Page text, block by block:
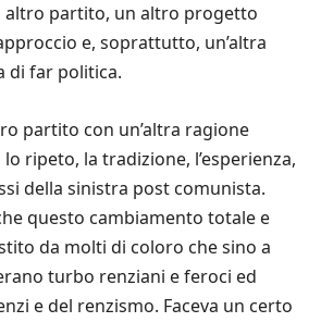
altro partito, un altro progetto
e, soprattutto, un’altra
di far politica.
partito con un’altra ragione
ripeto, la tradizione, l’esperienza,
della sinistra post comunista.
questo cambiamento totale e
da molti di coloro che sino a
turbo renziani e feroci ed
e del renzismo. Faceva un certo